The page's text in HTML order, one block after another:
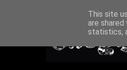
This site
are
statistics,